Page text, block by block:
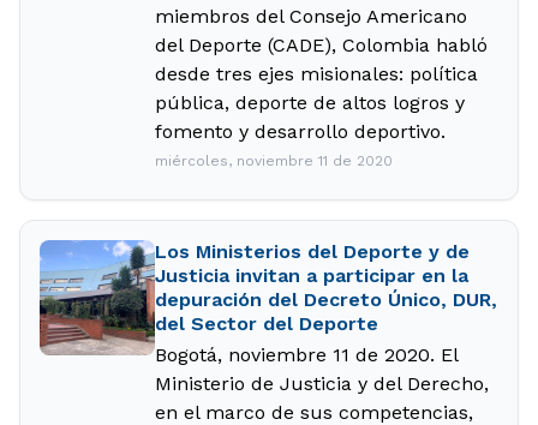
miembros del Consejo Americano
del Deporte (CADE), Colombia habló
desde tres ejes misionales: política
pública, deporte de altos logros y
fomento y desarrollo deportivo.
miércoles, noviembre 11 de 2020
Los Ministerios del Deporte y de
Justicia invitan a participar en la
depuración del Decreto Único, DUR,
del Sector del Deporte
Bogotá, noviembre 11 de 2020. El
Ministerio de Justicia y del Derecho,
en el marco de sus competencias,